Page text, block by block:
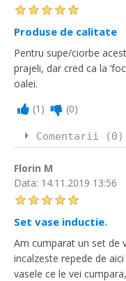
Produse de calitate
Pentru supe/ciorbe
prajeli, dar cred ca la
oalei.
(1 ) (0)
Comentarii (0)
Florin M
Data: 14.11.2019 13:56
Set vase inductie.
Am cumparat un set de
incalzeste repede de
vasele ce le vei